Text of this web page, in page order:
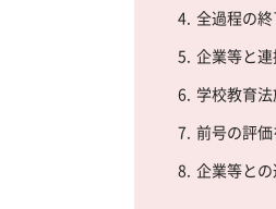
4. 全過程の
5. 企業等と
6. 学校教育
7. 前号の評
8. 企業等と